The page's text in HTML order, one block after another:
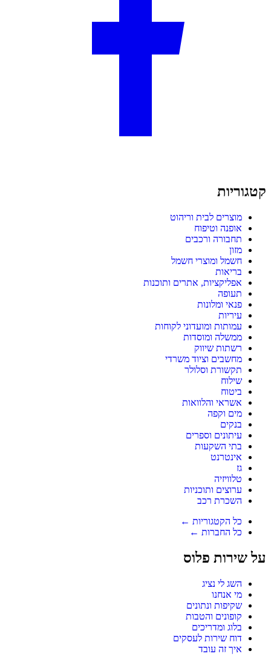
קטגוריות
מוצרים לבית וריהוט
אופנה וטיפוח
תחבורה ורכבים
מזון
חשמל ומוצרי חשמל
בריאות
אפליקציות, אתרים ותוכנות
תעופה
פנאי ומלונות
עיריות
עמותות ומועדוני לקוחות
ממשלה ומוסדות
רשתות שיווק
מחשבים וציוד משרדי
תקשורת וסלולר
שילוח
ביטוח
אשראי והלוואות
מים וקפה
בנקים
עיתונים וספרים
בתי השקעות
אינטרנט
גז
טלוויזיה
ערוצים ותוכניות
השכרת רכב
כל הקטגוריות ←
כל החברות ←
על שירות פלוס
השג לי נציג
מי אנחנו
שקיפות ונתונים
קופונים והטבות
בלוג ומדריכים
דוח שירות לעסקים
איך זה עובד